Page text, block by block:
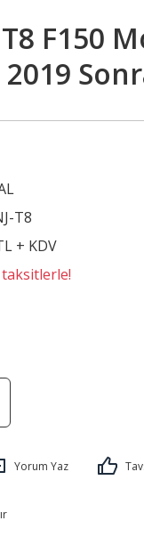
F150
T8
+ KDV
Yorum Yaz